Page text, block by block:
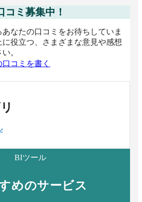
期 BOXIL資料請求数ランキング BIツ
合
期 BOXIL資料請求数ランキング BIツ
産/建設/設備系 No.1
造系
期 BOXIL資料請求数ランキング BIツ
ルギー/環境/リサイクル系 No.1
/環境/リサイクル系
期 BOXIL資料請求数ランキング BIツ
ンターネット系
コミ募集中！
なたの口コミをお待ちしていま
役立つ、さまざまな意見や感想
。
コミを書く
BIツール
めのサービス